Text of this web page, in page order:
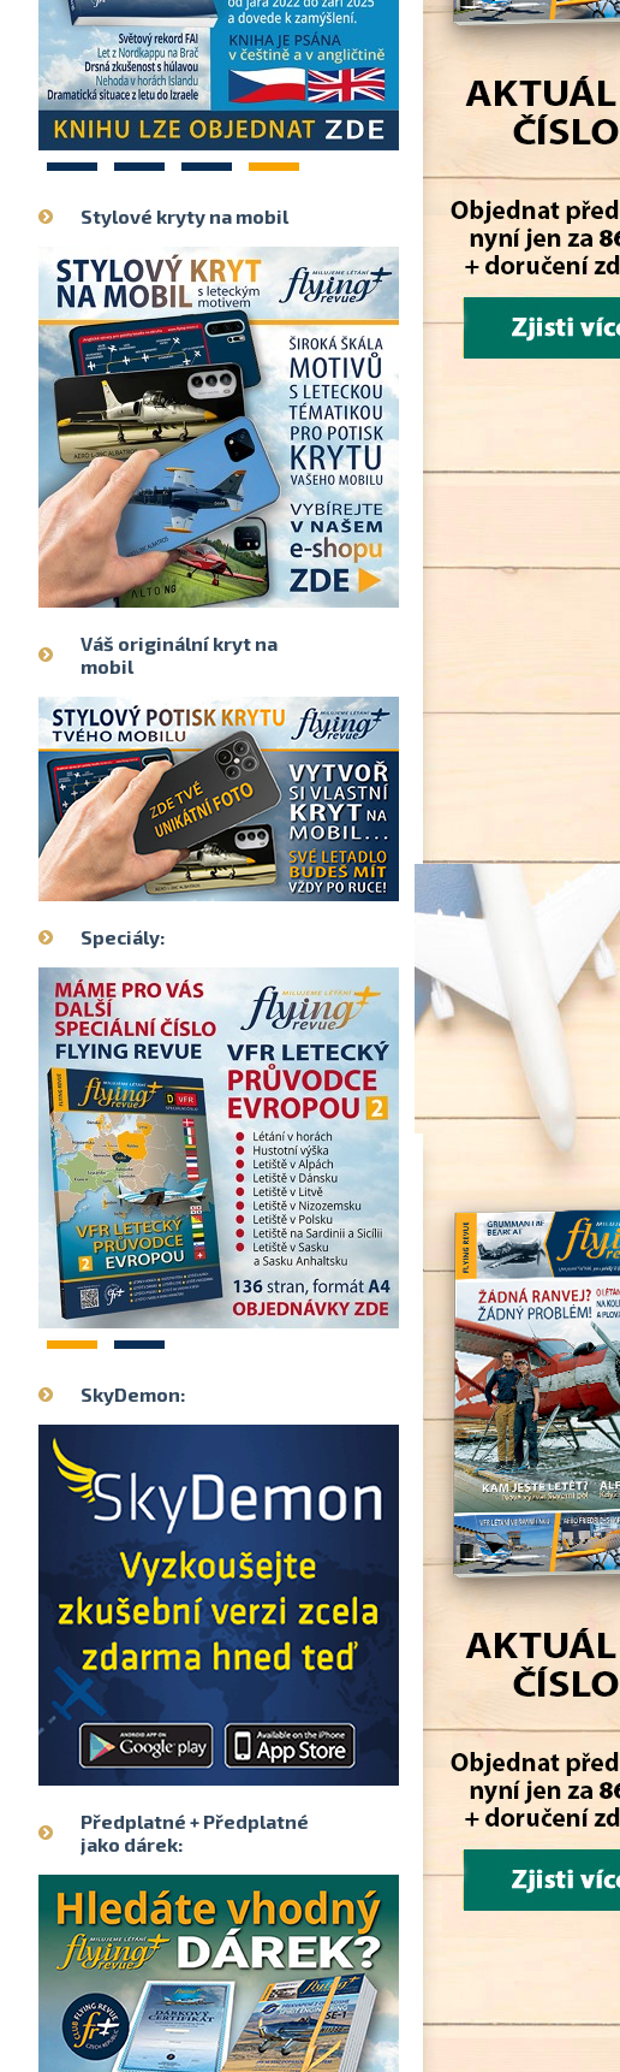
1 2 3 4
Stylové kryty na mobil
Váš originální kryt na
mobil
Speciály:
1 2
SkyDemon:
Předplatné + Předplatné
jako dárek: